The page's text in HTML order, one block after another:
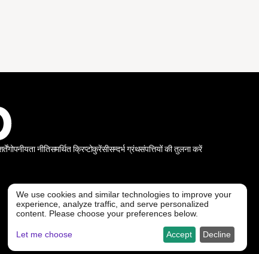
गोपनीयता नीतिसमर्थित क्रिप्टोकुरेंसीसन्दर्भ ग्रंथसंपत्तियों की तुलना करें
@ Freedx 2026
We use cookies and similar technologies to improve your
experience, analyze traffic, and serve personalized
content. Please choose your preferences below.
Let me choose Decline
Accept